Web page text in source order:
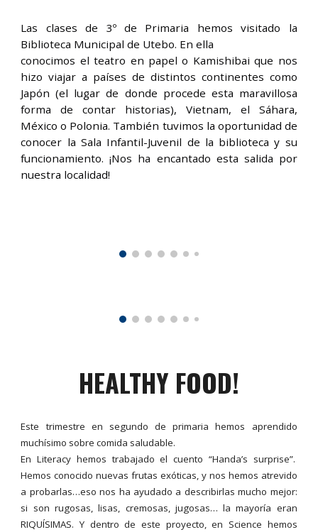
Las clases de 3º de Primaria hemos visitado la
Biblioteca Municipal de Utebo. En ella
conocimos el teatro en papel o Kamishibai que nos
hizo viajar a países de distintos continentes como
Japón (el lugar de donde procede esta maravillosa
forma de contar historias), Vietnam, el Sáhara,
México o Polonia. También tuvimos la oportunidad de
conocer la Sala Infantil-Juvenil de la biblioteca y su
funcionamiento. ¡Nos ha encantado esta salida por
nuestra localidad!
HEALTHY FOOD!
Este trimestre en segundo de primaria hemos aprendido
muchísimo sobre comida saludable.
En Literacy hemos trabajado el cuento “Handa’s surprise”.
Hemos conocido nuevas frutas exóticas, y nos hemos atrevido
a probarlas…eso nos ha ayudado a describirlas mucho mejor:
si son rugosas, lisas, cremosas, jugosas… la mayoría eran
RIQUÍSIMAS. Y dentro de este proyecto, en Science hemos